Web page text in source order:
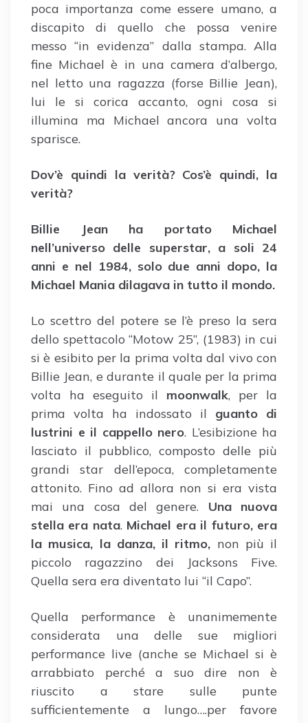
poca importanza come essere umano, a
discapito di quello che possa venire
messo “in evidenza” dalla stampa. Alla
fine Michael è in una camera d’albergo,
nel letto una ragazza (forse Billie Jean),
lui le si corica accanto, ogni cosa si
illumina ma Michael ancora una volta
sparisce.
Dov’è quindi la verità? Cos’è quindi, la
verità?
Billie Jean ha portato Michael
nell’universo delle superstar, a soli 24
anni e nel 1984, solo due anni dopo, la
Michael Mania dilagava in tutto il mondo.
Lo scettro del potere se l’è preso la sera
dello spettacolo “Motow 25”, (1983) in cui
si è esibito per la prima volta dal vivo con
Billie Jean, e durante il quale per la prima
volta ha eseguito il moonwalk, per la
prima volta ha indossato il guanto di
lustrini e il cappello nero. L’esibizione ha
lasciato il pubblico, composto delle più
grandi star dell’epoca, completamente
attonito. Fino ad allora non si era vista
mai una cosa del genere. Una nuova
stella era nata. Michael era il futuro, era
la musica, la danza, il ritmo, non più il
piccolo ragazzino dei Jacksons Five.
Quella sera era diventato lui “il Capo”.
Quella performance è unanimemente
considerata una delle sue migliori
performance live (anche se Michael si è
arrabbiato perché a suo dire non è
riuscito a stare sulle punte
sufficientemente a lungo….per favore